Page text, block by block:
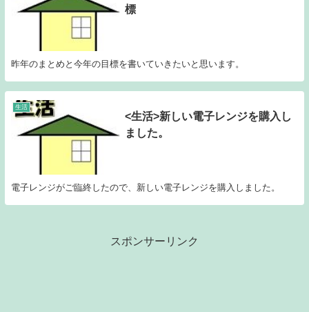
標
昨年のまとめと今年の目標を書いていきたいと思います。
生活
<生活>新しい電子レンジを購入し
ました。
電子レンジがご臨終したので、新しい電子レンジを購入しました。
スポンサーリンク